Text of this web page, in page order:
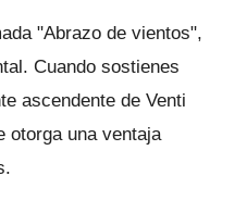
"Abrazo de vientos",
Cuando sostienes
ascendente de Venti
otorga una ventaja